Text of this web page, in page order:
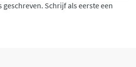
geschreven. Schrijf als eerste een